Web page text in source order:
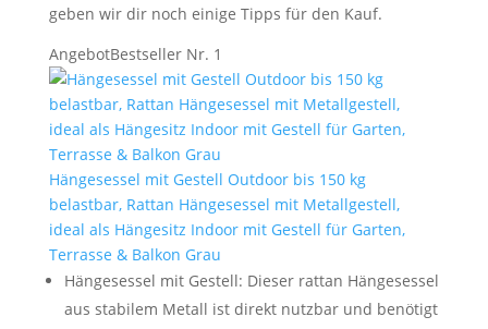
geben wir dir noch einige Tipps für den Kauf.
AngebotBestseller Nr. 1
Hängesessel mit Gestell Outdoor bis 150 kg
belastbar, Rattan Hängesessel mit Metallgestell,
ideal als Hängesitz Indoor mit Gestell für Garten,
Terrasse & Balkon Grau
Hängesessel mit Gestell: Dieser rattan Hängesessel
aus stabilem Metall ist direkt nutzbar und benötigt